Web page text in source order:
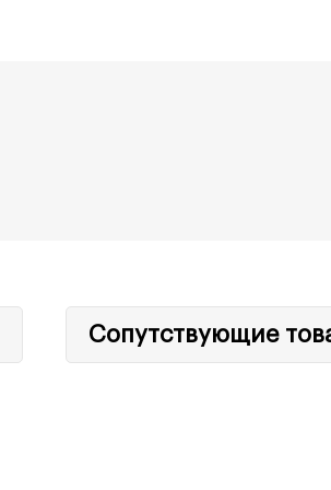
Сопутствующие